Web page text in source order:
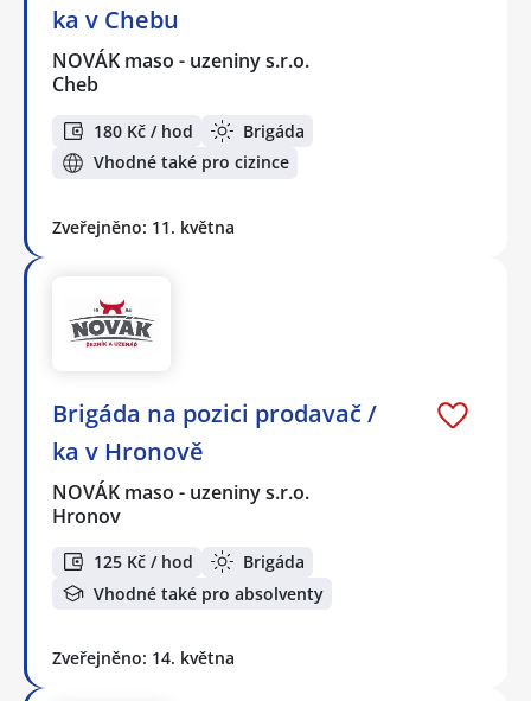
ka v Chebu
NOVÁK maso - uzeniny s.r.o.
Cheb
180 Kč / hod
Brigáda
Vhodné také pro cizince
Zveřejněno: 11. května
Brigáda na pozici prodavač /
ka v Hronově
NOVÁK maso - uzeniny s.r.o.
Hronov
125 Kč / hod
Brigáda
Vhodné také pro absolventy
Zveřejněno: 14. května